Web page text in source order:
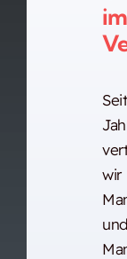
im
wir
und